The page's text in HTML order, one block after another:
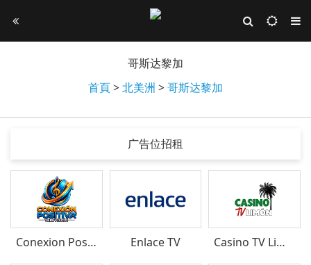
哥斯达黎加
首頁>北美洲 >哥斯达黎加
广告位招租
Conexion Positiva Television Enlace TV Casino TV Limón